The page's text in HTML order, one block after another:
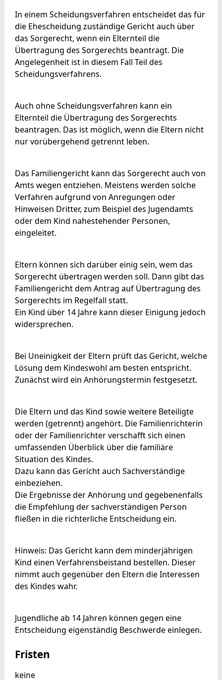
In einem Scheidungsverfahren entscheidet das für
die Ehescheidung zuständige Gericht auch über
das Sorgerecht, wenn ein Elternteil die
Übertragung des Sorgerechts beantragt. Die
Angelegenheit ist in diesem Fall Teil des
Scheidungsverfahrens.
Auch ohne Scheidungsverfahren kann ein
Elternteil die Übertragung des Sorgerechts
beantragen. Das ist möglich, wenn die Eltern nicht
nur vorübergehend getrennt leben.
Das Familiengericht kann das Sorgerecht auch von
Amts wegen entziehen. Meistens werden solche
Verfahren aufgrund von Anregungen oder
Hinweisen Dritter, zum Beispiel des Jugendamts
oder dem Kind nahestehender Personen,
eingeleitet.
Eltern können sich darüber einig sein, wem das
Sorgerecht übertragen werden soll. Dann gibt das
Familiengericht dem Antrag auf Übertragung des
Sorgerechts im Regelfall statt.
Ein Kind über 14 Jahre kann dieser Einigung jedoch
widersprechen.
Bei Uneinigkeit der Eltern prüft das Gericht, welche
Lösung dem Kindeswohl am besten entspricht.
Zunächst wird ein Anhörungstermin festgesetzt.
Die Eltern und das Kind sowie weitere Beteiligte
werden (getrennt) angehört. Die Familienrichterin
oder der Familienrichter verschafft sich einen
umfassenden Überblick über die familiäre
Situation des Kindes.
Dazu kann das Gericht auch Sachverständige
einbeziehen.
Die Ergebnisse der Anhörung und gegebenenfalls
die Empfehlung der sachverständigen Person
fließen in die richterliche Entscheidung ein.
Hinweis: Das Gericht kann dem minderjährigen
Kind einen Verfahrensbeistand bestellen. Dieser
nimmt auch gegenüber den Eltern die Interessen
des Kindes wahr.
Jugendliche ab 14 Jahren können gegen eine
Entscheidung eigenständig Beschwerde einlegen.
Fristen
keine